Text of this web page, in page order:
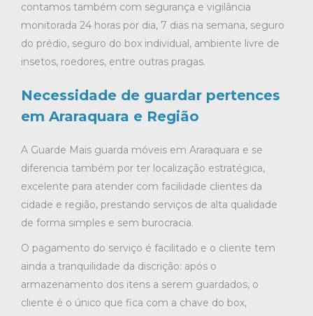
contamos também com segurança e vigilância
monitorada 24 horas por dia, 7 dias na semana, seguro
do prédio, seguro do box individual, ambiente livre de
insetos, roedores, entre outras pragas.
Necessidade de guardar pertences
em Araraquara e Região
A Guarde Mais guarda móveis em Araraquara e se
diferencia também por ter localização estratégica,
excelente para atender com facilidade clientes da
cidade e região, prestando serviços de alta qualidade
de forma simples e sem burocracia.
O pagamento do serviço é facilitado e o cliente tem
ainda a tranquilidade da discrição: após o
armazenamento dos itens a serem guardados, o
cliente é o único que fica com a chave do box,